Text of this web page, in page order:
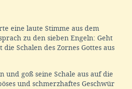
eine laute Stimme aus dem
zu den sieben Engeln: Geht
Schalen des Zornes Gottes aus
und goß seine Schale aus auf die
und schmerzhaftes Geschwür